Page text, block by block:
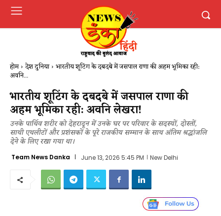
होम देश दुनिया भारतीय शूटिंग के दबदबे में जसपाल राणा की अहम भूमिका रही:
अवनि...
भारतीय शूटिंग के दबदबे में जसपाल राणा की
अहम भूमिका रही: अवनि लेखरा!
उनके पार्थिव शरीर को देहरादून में उनके घर पर परिवार के सदस्यों, दोस्तों,
साथी एथलीटों और प्रशंसकों के पूरे राजकीय सम्मान के साथ अंतिम श्रद्धांजलि
देने के लिए रखा गया था।
Team News Danka June 13, 2026 5:45 PM New Delhi